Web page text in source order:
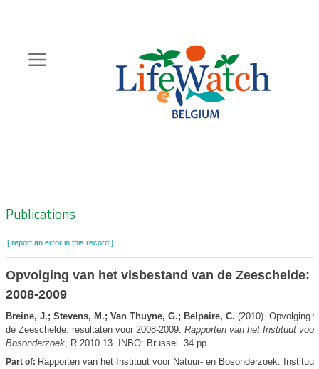
content
Zoeknavigatie
Publications
[ report an error in this record ]
Opvolging van het visbestand van de Zeeschelde:
2008-2009
Breine, J.; Stevens, M.; Van Thuyne, G.; Belpaire, C. (2010). Opvolging
de Zeeschelde: resultaten voor 2008-2009. Rapporten van het Instituut voor
Bosonderzoek, R.2010.13. INBO: Brussel. 34 pp.
Part of: Rapporten van het Instituut voor Natuur- en Bosonderzoek.